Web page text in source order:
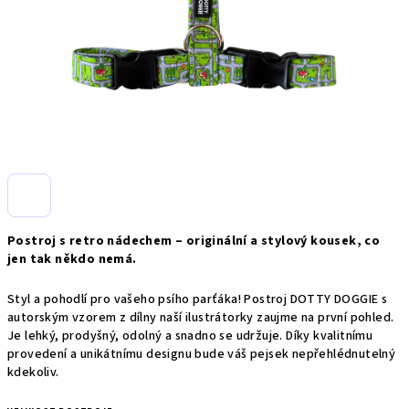
Postroj s retro nádechem – originální a stylový kousek, co
jen tak někdo nemá.
Styl a pohodlí pro vašeho psího parťáka! Postroj DOTTY DOGGIE s
autorským vzorem z dílny naší ilustrátorky zaujme na první pohled.
Je lehký, prodyšný, odolný a snadno se udržuje. Díky kvalitnímu
provedení a unikátnímu designu bude váš pejsek nepřehlédnutelný
kdekoliv.